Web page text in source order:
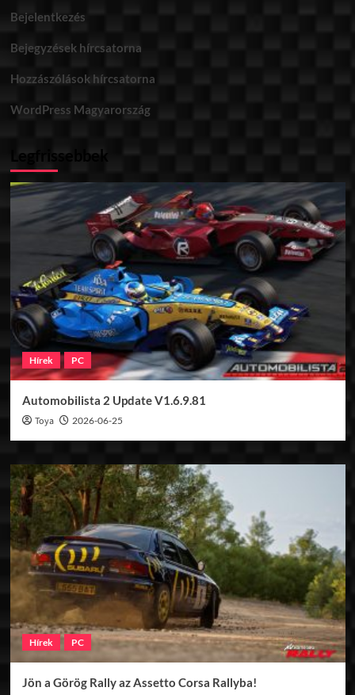
Bejelentkezés
Bejegyzések hírcsatorna
Hozzászólások hírcsatorna
WordPress Magyarország
Legfrissebbek
Hírek PC
Automobilista 2 Update V1.6.9.81
Toya 2026-06-25
Hírek PC
Jön a Görög Rally az Assetto Corsa Rallyba!